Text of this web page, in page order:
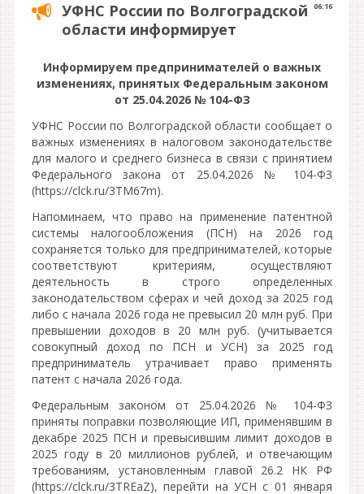
06:16
УФНС России по Волгоградской
области информирует
Информируем предпринимателей о важных
изменениях, принятых Федеральным законом
от 25.04.2026 № 104-ФЗ
УФНС России по Волгоградской области сообщает о
важных изменениях в налоговом законодательстве
для малого и среднего бизнеса в связи с принятием
Федерального закона от 25.04.2026 № 104-ФЗ
(https://clck.ru/3TM67m).
Напоминаем, что право на применение патентной
системы налогообложения (ПСН) на 2026 год
сохраняется только для предпринимателей, которые
соответствуют критериям, осуществляют
деятельность в строго определенных
законодательством сферах и чей доход за 2025 год
либо с начала 2026 года не превысил 20 млн руб. При
превышении доходов в 20 млн руб. (учитывается
совокупный доход по ПСН и УСН) за 2025 год
предприниматель утрачивает право применять
патент с начала 2026 года.
Федеральным законом от 25.04.2026 № 104-ФЗ
приняты поправки позволяющие ИП, применявшим в
декабре 2025 ПСН и превысившим лимит доходов в
2025 году в 20 миллионов рублей, и отвечающим
требованиям, установленным главой 26.2 НК РФ
(https://clck.ru/3TREaZ), перейти на УСН с 01 января